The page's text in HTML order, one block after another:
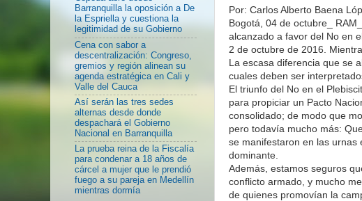
Por: Carlos Alberto Baena
Bogotá, 04 de octubre_
alcanzado a favor del No en
2 de octubre de 2016.
La escasa diferencia que se
cuales deben ser
El triunfo del No en el
para propiciar un Pacto
consolidado; de modo que
pero todavía mucho más:
se manifestaron en las urnas
dominante.
Además, estamos seguros
conflicto armado, y mucho
de quienes promovían la
Barranquilla la oposición a De
la Espriella y cuestiona la
legitimidad de su Gobierno
Cena con sabor a
descentralización: Congreso,
gremios y región alinean su
agenda estratégica en Cali y
Valle del Cauca
Así serán las tres sedes
alternas desde donde
despachará el Gobierno
Nacional en Barranquilla
La prueba reina de la Fiscalía
para condenar a 18 años de
cárcel a mujer que le prendió
fuego a su pareja en Medellín
mientras dormía